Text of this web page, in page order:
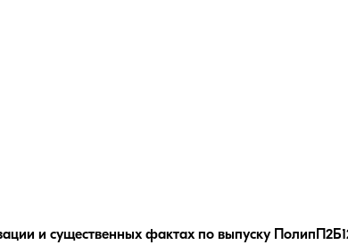
и существенных фактах по выпуску